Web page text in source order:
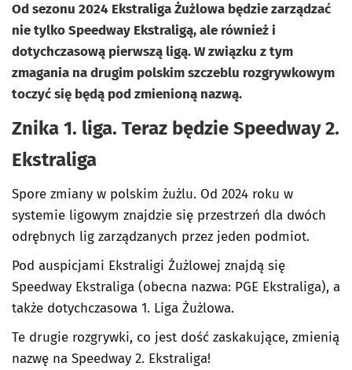
Od sezonu 2024 Ekstraliga Żużlowa będzie zarządzać
nie tylko Speedway Ekstraligą, ale również i
dotychczasową pierwszą ligą. W związku z tym
zmagania na drugim polskim szczeblu rozgrywkowym
toczyć się będą pod zmienioną nazwą.
Znika 1. liga. Teraz będzie Speedway 2.
Ekstraliga
Spore zmiany w polskim żużlu. Od 2024 roku w
systemie ligowym znajdzie się przestrzeń dla dwóch
odrębnych lig zarządzanych przez jeden podmiot.
Pod auspicjami Ekstraligi Żużlowej znajdą się
Speedway Ekstraliga (obecna nazwa: PGE Ekstraliga), a
także dotychczasowa 1. Liga Żużlowa.
Te drugie rozgrywki, co jest dość zaskakujące, zmienią
nazwę na Speedway 2. Ekstraliga!